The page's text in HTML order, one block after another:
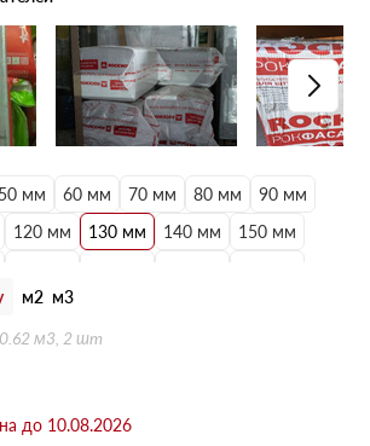
50 мм 60 мм 70 мм 80 мм
90 мм
120 мм 130 мм 140 мм
150 мм
240 мм
м2 м3
0.62 м3, 2 шт
до 10.08.2026